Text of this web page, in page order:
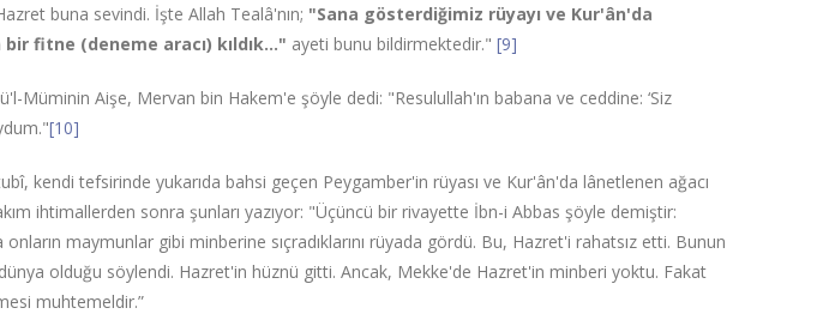
buna sevindi. İşte Allah Tealâ'nın; "Sana gösterdiğimiz rüyayı ve Kur'ân'da
fitne (deneme aracı) kıldık…" ayeti bunu bildirmektedir."[9]
Müminin Aişe, Mervan bin Hakem'e şöyle dedi: "Resulullah'ın babana ve ceddine: ‘Siz
[10]
kendi tefsirinde yukarıda bahsi geçen Peygamber'in rüyası ve Kur'ân'da lânetlenen ağacı
ihtimallerden sonra şunları yazıyor: "Üçüncü bir rivayette İbn-i Abbas şöyle demiştir:
maymunlar gibi minberine sıçradıklarını rüyada gördü. Bu, Hazret'i rahatsız etti. Bunun
olduğu söylendi. Hazret'in hüznü gitti. Ancak, Mekke'de Hazret'in minberi yoktu. Fakat
muhtemeldir.”